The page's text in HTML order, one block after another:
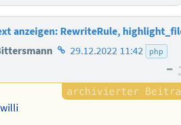
anzeigen: RewriteRule,
Homepage
Autors
29.12.2022 11:42 php
–